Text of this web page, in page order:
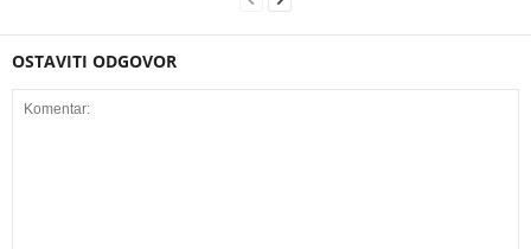
OSTAVITI ODGOVOR